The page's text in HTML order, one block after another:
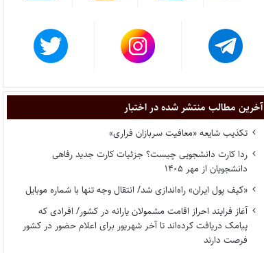
آخرین مطالب منتشر شده در اختبار
تکذیب شایعه «معافیت سربازان فراری»
ردا کارت دانشجویی چیست؟ جزئیات کارت جدید رفاهی
دانشجویان از مهر ۱۴۰۵
«کیف پول ایران» راه‌اندازی شد/ انتقال وجه تنها با شماره موبایل
آغاز فرایند احراز اقامت مشمولان یارانه در کشور/ افرادی که
پیامک دریافت کرده‌اند تا آخر شهریور برای اعلام حضور در کشور
فرصت دارند